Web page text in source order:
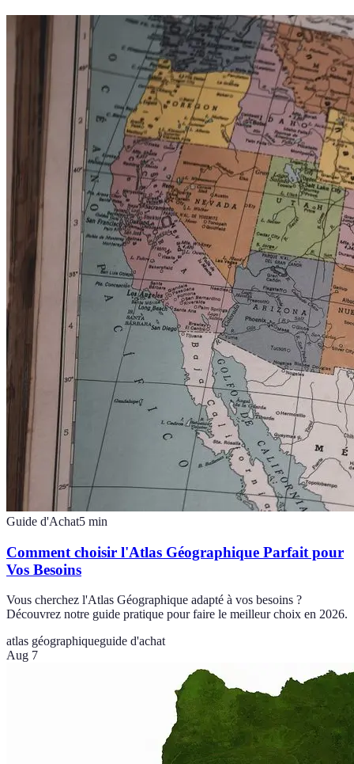
Guide d'Achat5 min
Comment choisir l'Atlas Géographique Parfait pour
Vos Besoins
Vous cherchez l'Atlas Géographique adapté à vos besoins ?
Découvrez notre guide pratique pour faire le meilleur choix en 2026.
atlas géographiqueguide d'achat
Aug 7